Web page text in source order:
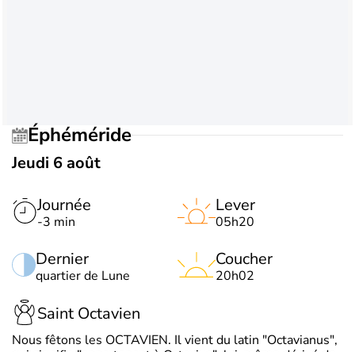
Éphéméride
Jeudi 6 août
Journée
-3 min
Dernier
quartier de Lune
Lever
05h20
Coucher
20h02
Saint Octavien
Nous fêtons les OCTAVIEN. Il vient du latin "Octavianus",